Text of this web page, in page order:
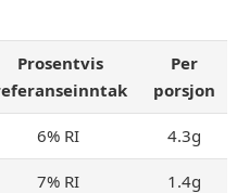
Prosentvis
Per
porsjon
6% RI 4.3g
7% RI 1.4g